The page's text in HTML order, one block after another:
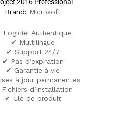
2016 Professional
Brand: Microsoft
Logiciel Authentique
✔ Multilingue
✔ Support 24/7
✔ Pas d’expiration
✔ Garantie à vie
à jour permanentes
d’installation
✔ Clé de produit